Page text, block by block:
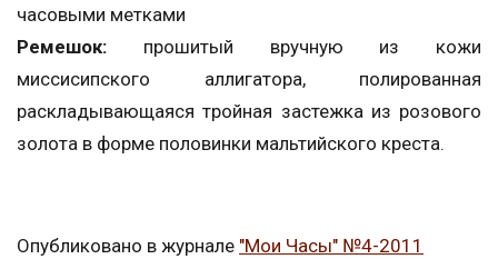
часовыми метками
Ремешок: прошитый вручную из кожи
миссисипского аллигатора, полированная
раскладывающаяся тройная застежка из розового
золота в форме половинки мальтийского креста.
Опубликовано в журнале "Мои Часы" №4-2011